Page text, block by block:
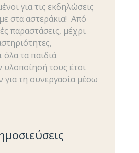
για τις εκδηλώσεις
στα αστεράκια!Από
παραστάσεις, μέχρι
όλα τα παιδιά
τους έτσι
για τη συνεργασία μέσω